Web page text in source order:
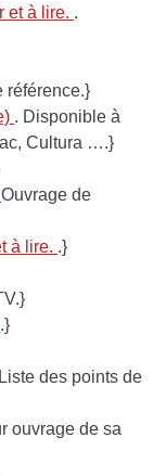
et à lire. .
référence.}
. Disponible à
Cultura ….}
Ouvrage de
à lire. .}
.}
des points de
ouvrage de sa